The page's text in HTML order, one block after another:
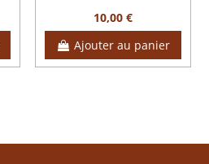
10,00 €
Ajouter au panier